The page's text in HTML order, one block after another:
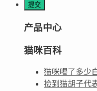
产品中心
猫咪百科
猫咪喝了多少
捡到猫胡子代